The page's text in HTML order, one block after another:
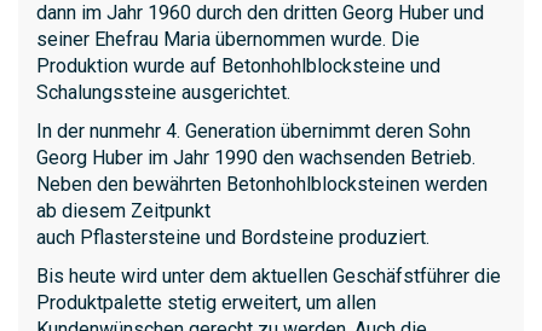
dann im Jahr 1960 durch den dritten Georg Huber und
seiner Ehefrau Maria übernommen wurde. Die
Produktion wurde auf Betonhohlblocksteine und
Schalungssteine ausgerichtet.
In der nunmehr 4. Generation übernimmt deren Sohn
Georg Huber im Jahr 1990 den wachsenden Betrieb.
Neben den bewährten Betonhohlblocksteinen werden
ab diesem Zeitpunkt
auch Pflastersteine und Bordsteine produziert.
Bis heute wird unter dem aktuellen Geschäfstführer die
Produktpalette stetig erweitert, um allen